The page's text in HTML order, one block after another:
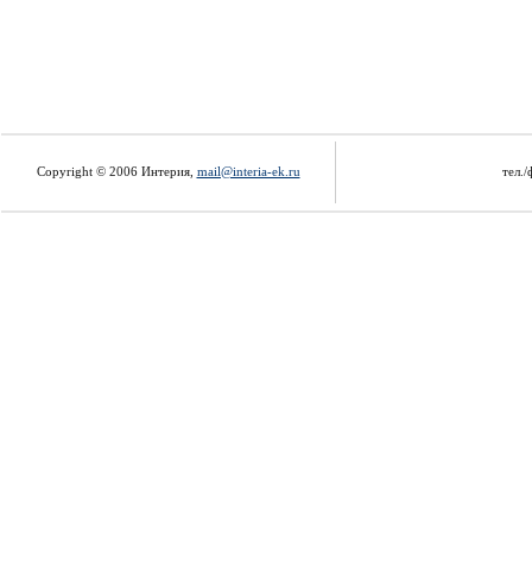
Copyright © 2006 Интерия, mail@interia-ek.ru